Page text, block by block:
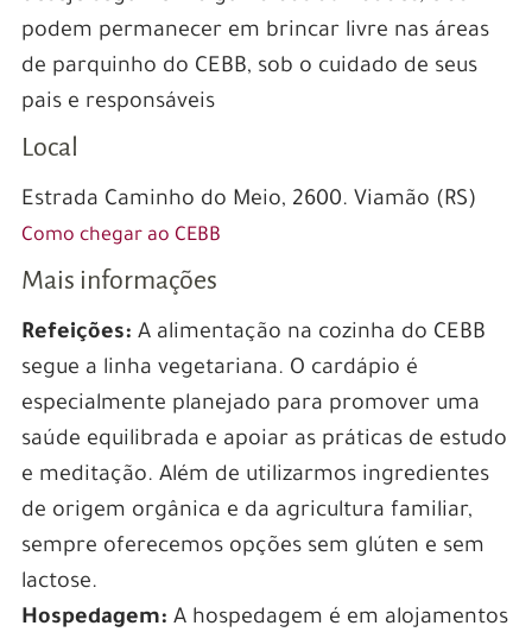
podem permanecer em brincar livre nas áreas
de parquinho do CEBB, sob o cuidado de seus
pais e responsáveis
Local
Estrada Caminho do Meio, 2600. Viamão (RS)
Como chegar ao CEBB
Mais informações
Refeições: A alimentação na cozinha do CEBB
segue a linha vegetariana. O cardápio é
especialmente planejado para promover uma
saúde equilibrada e apoiar as práticas de estudo
e meditação. Além de utilizarmos ingredientes
de origem orgânica e da agricultura familiar,
sempre oferecemos opções sem glúten e sem
lactose.
Hospedagem: A hospedagem é em alojamentos